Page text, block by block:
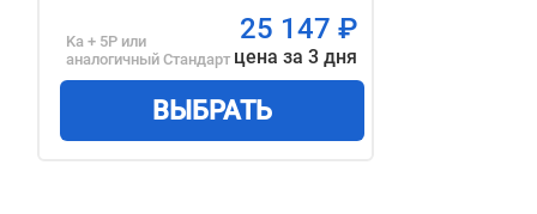
Ka + 5P или
аналогичный Стандарт
25 147 ₽
цена за 3 дня
ВЫБРАТЬ